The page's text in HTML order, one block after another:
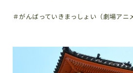
＃がんばっていきまっしょい（劇場アニ